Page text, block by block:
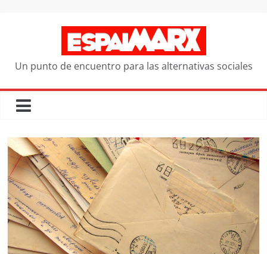
Un punto de encuentro para las alternativas sociales